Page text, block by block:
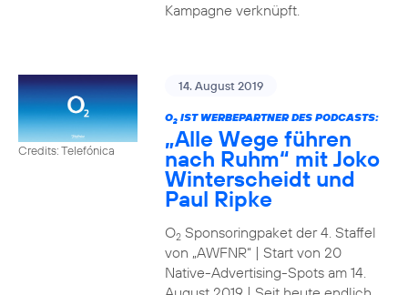
Kampagne verknüpft.
Credits: Telefónica
14. August 2019
O2IST WERBEPARTNER DES PODCASTS:
„Alle Wege führen
nach Ruhm“ mit Joko
Winterscheidt und
Paul Ripke
O2Sponsoringpaket der 4. Staffel
von „AWFNR“ | Start von 20
Native-Advertising-Spots am 14.